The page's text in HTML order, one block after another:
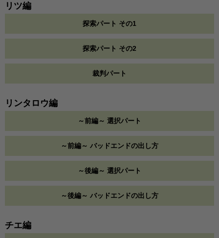
リツ編
探索パート その1
探索パート その2
裁判パート
リンタロウ編
～前編～ 選択パート
～前編～ バッドエンドの出し方
～後編～ 選択パート
～後編～ バッドエンドの出し方
チエ編